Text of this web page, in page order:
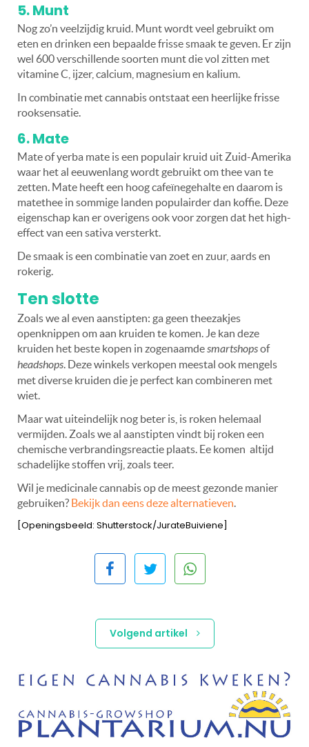
5. Munt
Nog zo’n veelzijdig kruid. Munt wordt veel gebruikt om
eten en drinken een bepaalde frisse smaak te geven. Er zijn
wel 600 verschillende soorten munt die vol zitten met
vitamine C, ijzer, calcium, magnesium en kalium.
In combinatie met cannabis ontstaat een heerlijke frisse
rooksensatie.
6. Mate
Mate of yerba mate is een populair kruid uit Zuid-Amerika
waar het al eeuwenlang wordt gebruikt om thee van te
zetten. Mate heeft een hoog cafeïnegehalte en daarom is
matethee in sommige landen populairder dan koffie. Deze
eigenschap kan er overigens ook voor zorgen dat het high-
effect van een sativa versterkt.
De smaak is een combinatie van zoet en zuur, aards en
rokerig.
Ten slotte
Zoals we al even aanstipten: ga geen theezakjes
openknippen om aan kruiden te komen. Je kan deze
kruiden het beste kopen in zogenaamdesmartshopsof
headshops. Deze winkels verkopen meestal ook mengels
met diverse kruiden die je perfect kan combineren met
wiet.
Maar wat uiteindelijk nog beter is, is roken helemaal
vermijden. Zoals we al aanstipten vindt bij roken een
chemische verbrandingsreactie plaats. Ee komen altijd
schadelijke stoffen vrij, zoals teer.
Wil je medicinale cannabis op de meest gezonde manier
gebruiken? Bekijk dan eens deze alternatieven.
[Openingsbeeld: Shutterstock/JurateBuiviene]
Volgend artikel